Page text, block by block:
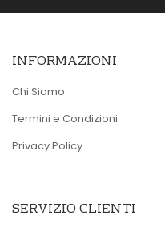
INFORMAZIONI
Chi Siamo
Termini e Condizioni
Privacy Policy
SERVIZIO CLIENTI